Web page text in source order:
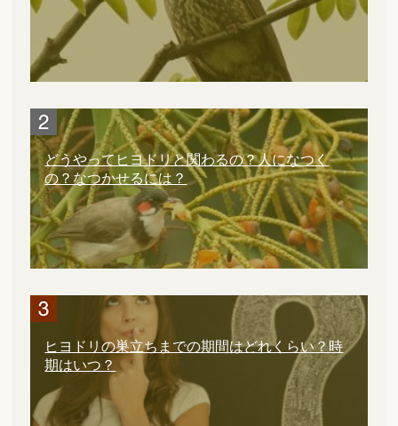
どうやってヒヨドリと関わるの？人になつく
の？なつかせるには？
ヒヨドリの巣立ちまでの期間はどれくらい？時
期はいつ？